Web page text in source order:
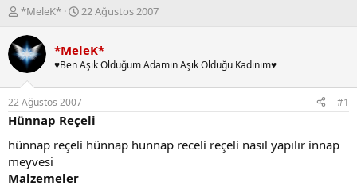
K
n
b
u
y
u
b
a
ş
l
a
t
*MeleK*
B
l
a
g
ı
ç
t
a
22 Ağustos 2007
*MeleK*
♥Ben Aşık Olduğum Adamın Aşık Olduğu Kadınım♥
22 Ağustos 2007 #1
Hünnap Reçeli
hünnap reçeli hünnap hunnap receli reçeli nasıl yapılır innap
meyvesi
Malzemeler